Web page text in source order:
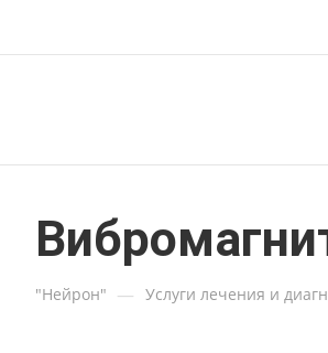
"Нейрон" — Услуги лечения и